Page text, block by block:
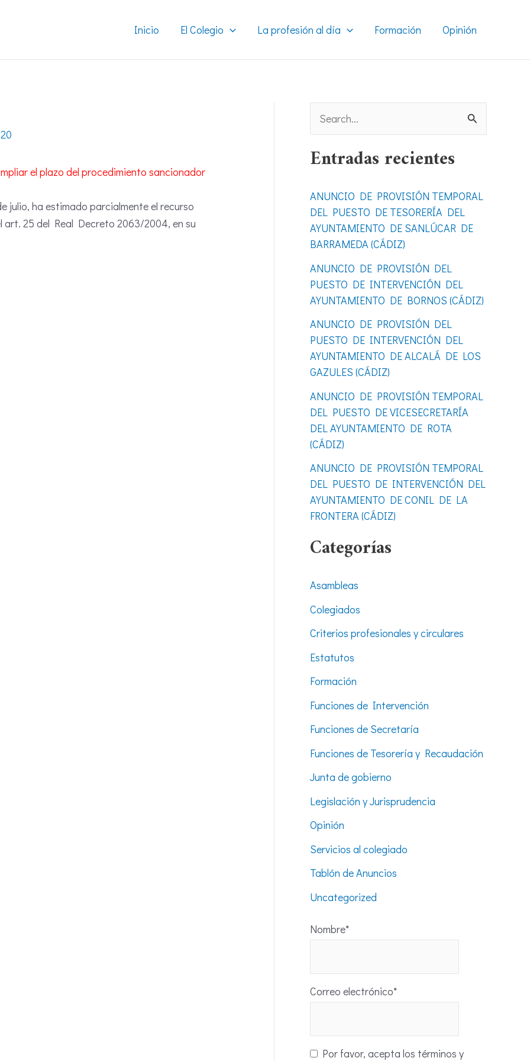
Inicio El Colegio La profesión al día Formación Opinión
el plazo del procedimiento sancionador
julio, ha estimado parcialmente el recurso
art. 25 del Real Decreto 2063/2004, en su
s
a
r
p
o
r
Entradas recientes
ANUNCIO DE PROVISIÓN TEMPORAL
DEL PUESTO DE TESORERÍA DEL
AYUNTAMIENTO DE SANLÚCAR DE
BARRAMEDA (CÁDIZ)
ANUNCIO DE PROVISIÓN DEL
PUESTO DE INTERVENCIÓN DEL
AYUNTAMIENTO DE BORNOS (CÁDIZ)
ANUNCIO DE PROVISIÓN DEL
PUESTO DE INTERVENCIÓN DEL
AYUNTAMIENTO DE ALCALÁ DE LOS
GAZULES (CÁDIZ)
ANUNCIO DE PROVISIÓN TEMPORAL
DEL PUESTO DE VICESECRETARÍA
DEL AYUNTAMIENTO DE ROTA
(CÁDIZ)
ANUNCIO DE PROVISIÓN TEMPORAL
DEL PUESTO DE INTERVENCIÓN DEL
AYUNTAMIENTO DE CONIL DE LA
FRONTERA (CÁDIZ)
Categorías
Asambleas
Colegiados
Criterios profesionales y circulares
Estatutos
Formación
Funciones de Intervención
Funciones de Secretaría
Funciones de Tesorería y Recaudación
Junta de gobierno
Legislación y Jurisprudencia
Opinión
Servicios al colegiado
Tablón de Anuncios
Uncategorized
Nombre*
Correo electrónico*
Por favor, acepta los términos y